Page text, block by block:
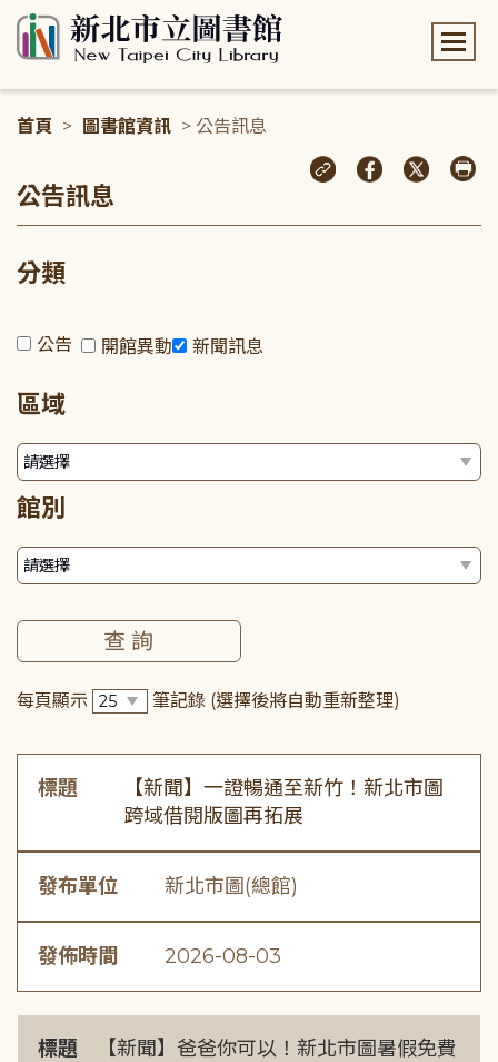
首頁 > 圖書館資訊 > 公告訊息
公告訊息
分類
公告 開館異動 新聞訊息
區域
館別
每頁顯示 筆記錄 (選擇後將自動重新整理)
標題
【新聞】一證暢通至新竹！新北市圖
跨域借閱版圖再拓展
發布單位 新北市圖(總館)
發佈時間 2026-08-03
標題
【新聞】爸爸你可以！新北市圖暑假免費